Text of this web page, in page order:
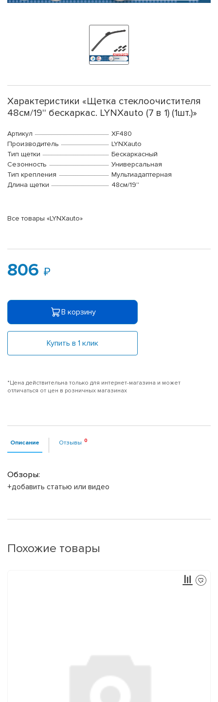
Характеристики «Щетка стеклоочистителя
48см/19'' бескаркас. LYNXauto (7 в 1) (1шт.)»
Артикул
XF480
Производитель
LYNXauto
Тип щетки
Бескаркасный
Сезонность
Универсальная
Тип крепления
Мультиадаптерная
Длина щетки
48см/19''
Все товары «LYNXauto»
806
В корзину
Купить в 1 клик
*Цена действительна только для интернет-магазина и может
отличаться от цен в розничных магазинах
Описание Отзывы
Обзоры:
+добавить статью или видео
Похожие товары